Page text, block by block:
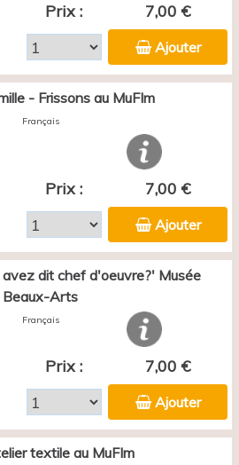
Prix : 7,00 €
Ajouter
- Frissons au MuFIm
Français
Prix : 7,00 €
Ajouter
dit chef d'oeuvre?' Musée
Beaux-Arts
Français
Prix : 7,00 €
Ajouter
textile au MuFIm